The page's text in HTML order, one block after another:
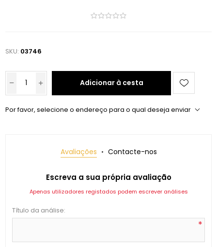
SKU: 03746
Adicionar à cesta
Por favor, selecione o endereço para o qual deseja enviar
Avaliações Contacte-nos
Escreva a sua própria avaliação
Apenas utilizadores registados podem escrever análises
Título da análise:
*